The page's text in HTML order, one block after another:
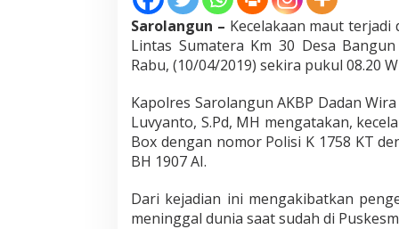
B
o
x
V
s
u
z
u
w
i
Sarolangun – Kecelakaan maut
Lintas Sumatera Km 30 Desa
Rabu, (10/04/2019) sekira pukul 08.20
Kapolres Sarolangun AKBP Dadan
Luvyanto, S.Pd, MH mengatakan,
Box dengan nomor Polisi K 1758 KT
BH 1907 AI.
Dari kejadian ini mengakibatkan
meninggal dunia saat sudah di